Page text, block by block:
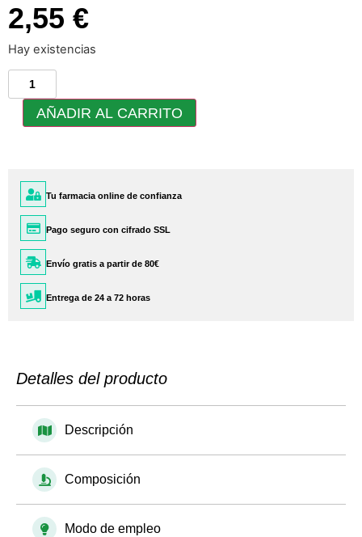
2,55 €
Hay existencias
AÑADIR AL CARRITO
Tu farmacia online de confianza
Pago seguro con cifrado SSL
Envío gratis a partir de 80€
Entrega de 24 a 72 horas
Detalles del producto
Descripción
Composición
Modo de empleo